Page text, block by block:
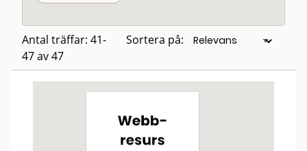
Antal träffar: 41-
47 av 47
Sortera på: